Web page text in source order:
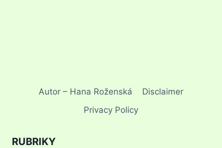
Autor – Hana Roženská
Disclaimer
Privacy Policy
RUBRIKY